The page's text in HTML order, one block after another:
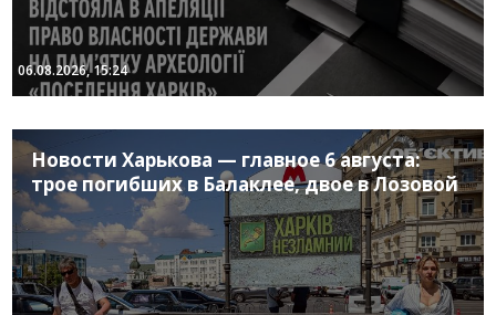
06.08.2026, 15:24
Новости Харькова — главное 6 августа:
трое погибших в Балаклее, двое в Лозовой